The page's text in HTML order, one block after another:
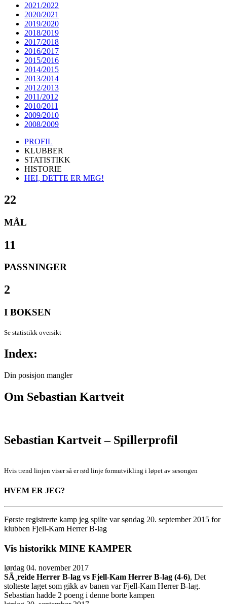
2021/2022
2020/2021
2019/2020
2018/2019
2017/2018
2016/2017
2015/2016
2014/2015
2013/2014
2012/2013
2011/2012
2010/2011
2009/2010
2008/2009
PROFIL
KLUBBER
STATISTIKK
HISTORIE
HEI, DETTE ER MEG!
22
MÅL
11
PASSNINGER
2
I BOKSEN
Se statistikk oversikt
Index:
Din posisjon mangler
Om Sebastian Kartveit
Sebastian Kartveit – Spillerprofil
Hvis trend linjen viser så er rød linje formutvikling i løpet av sesongen
HVEM ER JEG?
Første registrerte kamp jeg spilte var søndag 20. september 2015 for
klubben Fjell-Kam Herrer B-lag
Vis historikk MINE KAMPER
lørdag 04. november 2017
SÃ¸reide Herrer B-lag vs Fjell-Kam Herrer B-lag (4-6), Det
stolteste laget som gikk av banen var Fjell-Kam Herrer B-lag.
Sebastian hadde 2 poeng i denne borte kampen